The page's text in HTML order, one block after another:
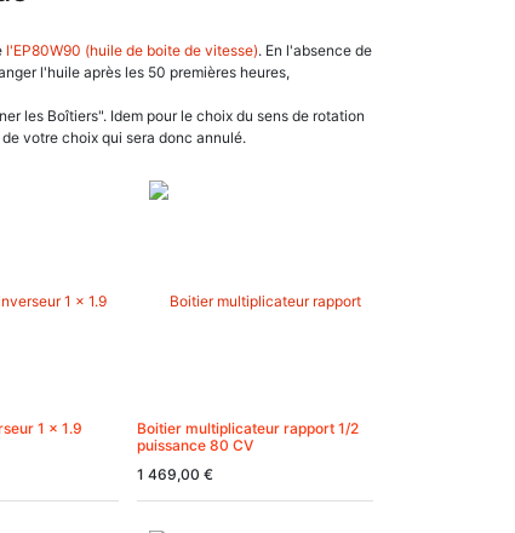
l'EP80W90 (huile de boite de vitesse). En l'absence de
l'huile après les 50 premières heures,
les Boîtiers". Idem pour le choix du sens de rotation
votre choix qui sera donc annulé.
1 x 1.9
Boitier multiplicateur rapport 1/2
puissance 80 CV
1 469,00 €